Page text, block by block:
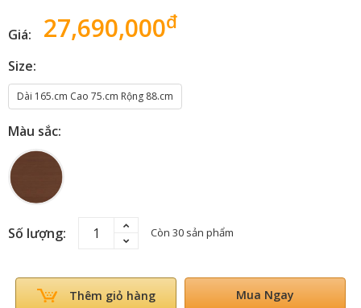
Giá: 27,690,000đ
Size:
Dài 165.cm Cao 75.cm Rộng 88.cm
Màu sắc:
Số lượng: Còn 30 sản phẩm
Thêm giỏ hàng Mua Ngay